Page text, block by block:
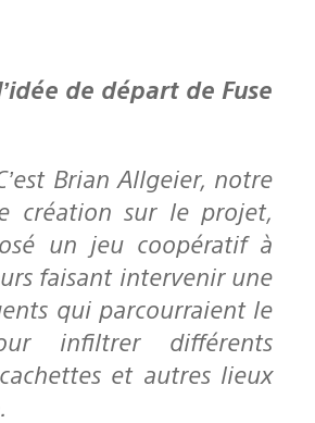
création sur le projet,
un jeu coopératif à
faisant intervenir une
qui parcourraient le
infiltrer différents
et autres lieux